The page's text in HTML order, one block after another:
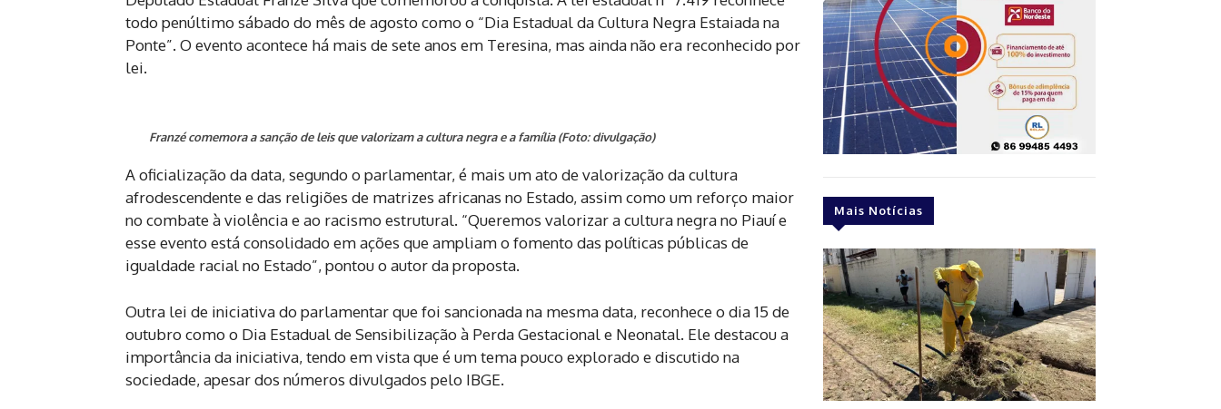
todo penúltimo sábado do mês de agosto como o “Dia Estadual da Cultura Negra Estaiada na
Ponte”. O evento acontece há mais de sete anos em Teresina, mas ainda não era reconhecido por
lei.
Franzé comemora a sanção de leis que valorizam a cultura negra e a família (Foto: divulgação)
A oficialização da data, segundo o parlamentar, é mais um ato de valorização da cultura
afrodescendente e das religiões de matrizes africanas no Estado, assim como um reforço maior
no combate à violência e ao racismo estrutural. “Queremos valorizar a cultura negra no Piauí e
esse evento está consolidado em ações que ampliam o fomento das políticas públicas de
igualdade racial no Estado”, pontou o autor da proposta.
Outra lei de iniciativa do parlamentar que foi sancionada na mesma data, reconhece o dia 15 de
outubro como o Dia Estadual de Sensibilização à Perda Gestacional e Neonatal. Ele destacou a
importância da iniciativa, tendo em vista que é um tema pouco explorado e discutido na
sociedade, apesar dos números divulgados pelo IBGE.
Mais Notícias